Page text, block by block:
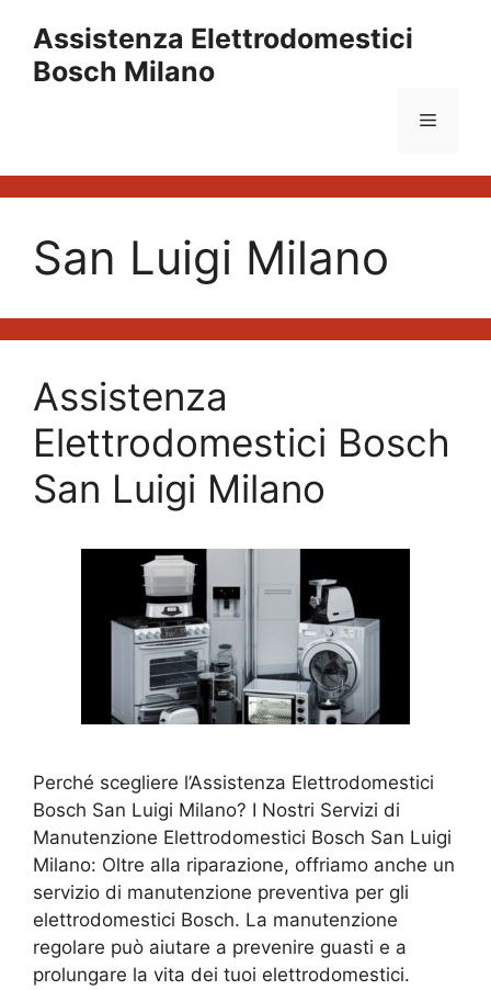
contenuto
Assistenza Elettrodomestici
Bosch Milano
Menu
San Luigi Milano
Assistenza
Elettrodomestici Bosch
San Luigi Milano
Perché scegliere l’Assistenza Elettrodomestici
Bosch San Luigi Milano? I Nostri Servizi di
Manutenzione Elettrodomestici Bosch San Luigi
Milano: Oltre alla riparazione, offriamo anche un
servizio di manutenzione preventiva per gli
elettrodomestici Bosch. La manutenzione
regolare può aiutare a prevenire guasti e a
prolungare la vita dei tuoi elettrodomestici.